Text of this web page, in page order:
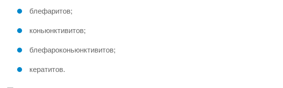
блефаритов;
коньюнктивитов;
блефароконьюнктивитов;
кератитов.